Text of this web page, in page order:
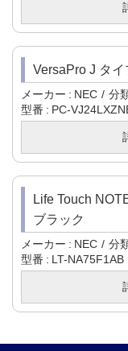
VersaPro J タ
メーカー NEC 分
型番
PC-
Life Touch
ブラック
メーカー NEC 分
型番
LT-NA75F1AB